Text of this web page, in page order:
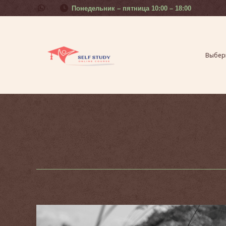
Понедельник – пятница 10:00 – 18:00
Выберите свой урок Курсы